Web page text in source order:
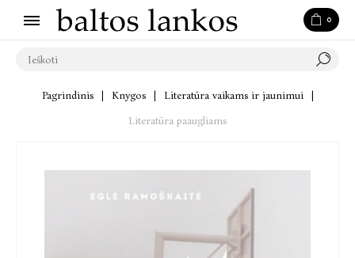
0
Pagrindinis Knygos Literatūra vaikams ir jaunimui
Literatūra paaugliams